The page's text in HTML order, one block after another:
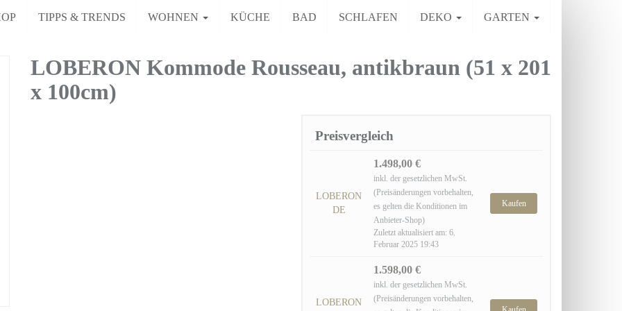
TIPPS & TRENDS WOHNEN KÜCHE BAD SCHLAFEN DEKO GARTEN
LOBERON Kommode Rousseau, antikbraun (51 x 201
x 100cm)
Preisvergleich
LOBERON
DE
1.498,00 €
inkl. der gesetzlichen MwSt.
(Preisänderungen vorbehalten,
es gelten die Konditionen im
Anbieter-Shop)
Zuletzt aktualisiert am: 6.
Februar 2025 19:43
Kaufen
LOBERON
1.598,00 €
inkl. der gesetzlichen MwSt.
(Preisänderungen vorbehalten,